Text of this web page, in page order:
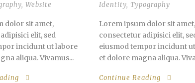
, Website
dolor sit amet,
elit, sed
incidunt ut labore
aliqua. Vivamus...
Identity, Typography
Lorem ipsum dolor sit amet,
consectetur adipisici elit,
eiusmod tempor incidunt
et dolore magna aliqua.
Continue Reading